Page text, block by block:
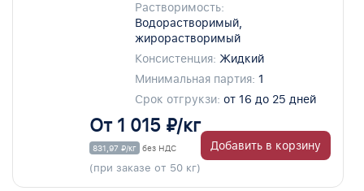
Растворимость:
Водорастворимый,
жирорастворимый
Консистенция: Жидкий
Минимальная партия: 1
Срок отгрукзи: от 16 до 25 дней
От 1 015 ₽/кг
831,97 ₽/кг без НДС
(при заказе от 50 кг)
Добавить в корзину